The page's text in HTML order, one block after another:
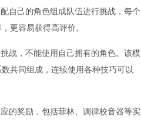
自己的角色组成队伍进行挑战，每个
更容易获得高评价。
战，不能使用自己拥有的角色。该模
共同组成，连续使用各种技巧可以
的奖励，包括菲林、调律校音器等实